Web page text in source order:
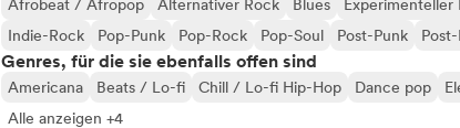
Afrobeat / Afropop Alternativer Rock Blues Experimenteller
Indie-Rock
Pop-Punk Pop-Rock Pop-Soul Post-Punk
Genres, für die sie ebenfalls offen sind
Americana Beats / Lo-fi Chill / Lo-fi Hip-Hop Dance pop
Alle anzeigen +4